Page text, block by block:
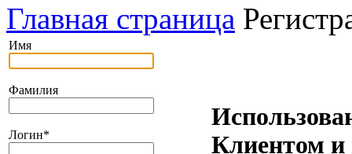
Главная страница
Имя
Фамилия
Логин*
Клиентом и